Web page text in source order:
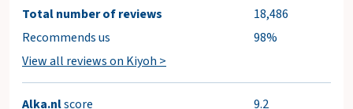
Total number of reviews
18,486
Recommends us
98%
View all reviews on Kiyoh >
Alka.nlscore
9.2